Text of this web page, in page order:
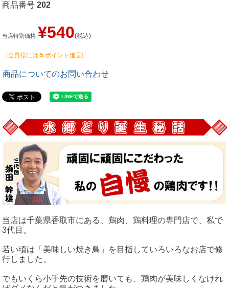
商品番号 202
当店特別価格 ¥540 税込
[会員様には 5 ポイント進呈]
商品についてのお問い合わせ
当店は千葉県香取市にある、鶏肉、鶏料理の専門店で、私で
3代目。
若い頃は「美味しい焼き鳥」を目指していろいろなお店で修
行しました。
でもいくら小手先の技術を磨いても、鶏肉が美味しくなけれ